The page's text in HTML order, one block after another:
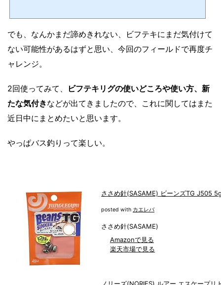
でも、なんかまだ諦めきれない、ビフテキにまだ気付けて
ない可能性があるはずと思い、今回のフィールドで再度チ
ャレンジ。
2回使ってみて、
ビフテキリグの使いどころや使い方、新
たな気付きなどが出てきましたので、これに関してはまた
近日中にまとめたいと思います。
やっぱバス釣りって楽しい。
ささめ針(SASAME) ビーンズTG J505
posted with カエレバ
ささめ針(SASAME)
Amazonで見る
楽天市場で見る